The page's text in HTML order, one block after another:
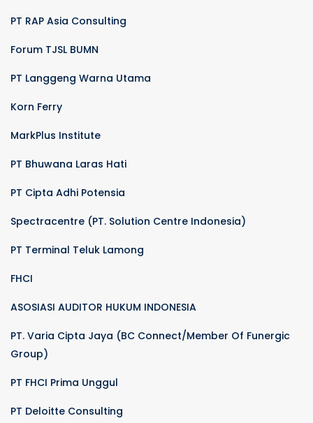
PT RAP Asia Consulting
Forum TJSL BUMN
PT Langgeng Warna Utama
Korn Ferry
MarkPlus Institute
PT Bhuwana Laras Hati
PT Cipta Adhi Potensia
Spectracentre (PT. Solution Centre Indonesia)
PT Terminal Teluk Lamong
FHCI
ASOSIASI AUDITOR HUKUM INDONESIA
PT. Varia Cipta Jaya (BC Connect/Member Of Funergic
Group)
PT FHCI Prima Unggul
PT Deloitte Consulting